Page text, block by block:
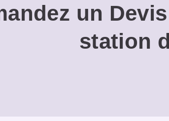
un
station